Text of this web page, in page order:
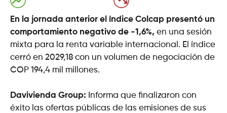
En la jornada anterior el índice Colcap presentó un
comportamiento negativo de -1,6%, en una sesión
mixta para la renta variable internacional. El índice
cerró en 2029,18 con un volumen de negociación de
COP 194,4 mil millones.
Davivienda Group: Informa que finalizaron con
éxito las ofertas públicas de las emisiones de sus